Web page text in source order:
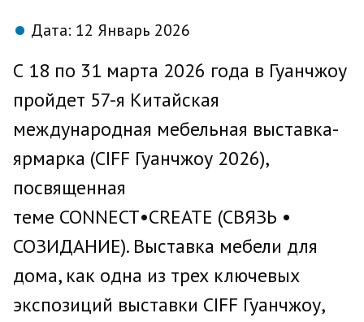
Дата: 12 Январь 2026
С 18 по 31 марта 2026 года в Гуанчжоу
пройдет 57-я Китайская
международная мебельная выставка-
ярмарка (CIFF Гуанчжоу 2026),
посвященная
теме CONNECT•CREATE (СВЯЗЬ •
СОЗИДАНИЕ). Выставка мебели для
дома, как одна из трех ключевых
экспозиций выставки CIFF Гуанчжоу,